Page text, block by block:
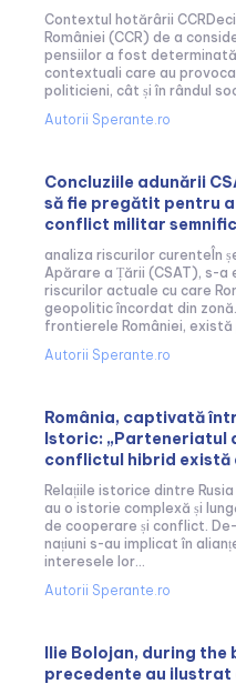
Contextul hotărârii
României (CCR) de a
pensiilor a fost
contextuali care au
politicieni, cât și în rândul
Autorii Sperante.ro
Concluziile adunării
să fie pregătit pentru
conflict militar
analiza riscurilor curenteÎn
Apărare a Țării (CSAT), s-
riscurilor actuale cu care
geopolitic încordat din
frontierele României, există
Autorii Sperante.ro
România, captivată
Istoric: „Parteneriatul
conflictul hibrid există
Relațiile istorice dintre Rusia
au o istorie complexă și
de cooperare și conflict.
națiuni s-au implicat în
interesele lor...
Autorii Sperante.ro
Ilie Bolojan, during the
precedente au